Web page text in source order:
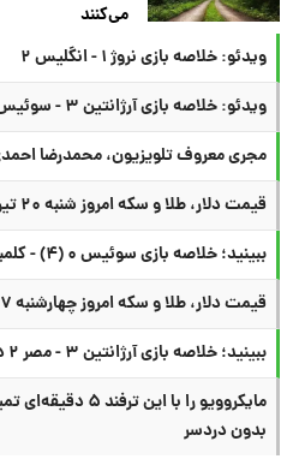
می‌کنند
ویدئو: خلاصه بازی نروژ ۱ - انگلیس ۲
ویدئو: خلاصه بازی آرژانتین ۳ - سوئیس ۱
مجری معروف تلویزیون، محمدرضا
قیمت دلار، طلا و سکه امروز شنبه ۲۰ تیر
ببینید؛ خلاصه بازی سوئیس ۰ (۴) - کلمبیا ۰ (۳) در جام جهانی
قیمت دلار، طلا و سکه امروز چهارشنبه ۱۷ تیر ۱۴۰۵
ببینید؛ خلاصه بازی آرژانتین ۳ - مصر ۲ در جام جهانی
مایکروویو را با
بدون دردسر